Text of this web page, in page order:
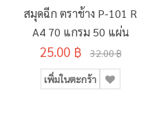
สมุดฉีก ตราช้าง P-101 R
A4 70 แกรม 50 แผ่น
25.00 ฿ 32.00 ฿
เพิ่มในตะกร้า